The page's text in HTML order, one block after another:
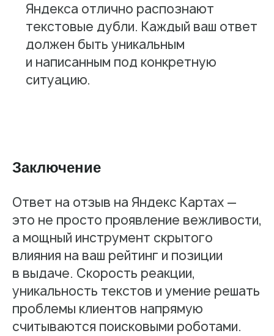
Яндекса отлично распознают
текстовые дубли. Каждый ваш ответ
должен быть уникальным
и написанным под конкретную
ситуацию.
Заключение
Ответ на отзыв на Яндекс Картах —
это не просто проявление вежливости,
а мощный инструмент скрытого
влияния на ваш рейтинг и позиции
в выдаче. Скорость реакции,
уникальность текстов и умение решать
проблемы клиентов напрямую
считываются поисковыми роботами.
Оставьте заявку,
и мы свяжемся с вами
в течение часа
Имя*
8 800 555-41-36
+7 495 995-58-24
sales@pntr.io